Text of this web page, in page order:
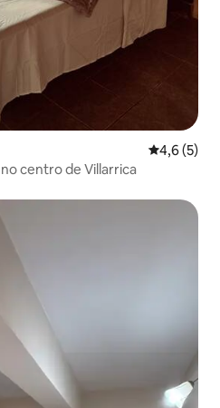
4,6 de
4,6 (5)
centro de Villarrica